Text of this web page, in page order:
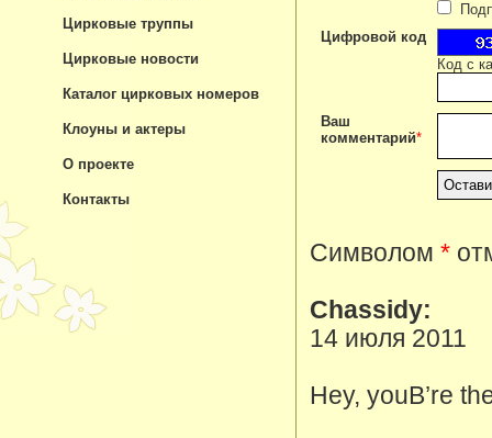
Цифровой код
Код с
Ваш
комментарий*
Символом *
Chassidy:
14 июля 2011
Hey, youВ’re
Цирковые труппы
Цирковые новости
Каталог цирковых номеров
Клоуны и актеры
О проекте
Контакты